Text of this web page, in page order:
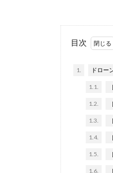
目次
1. ドロー
1.1.
1.2.
1.3.
1.4.
1.5.
1.6.